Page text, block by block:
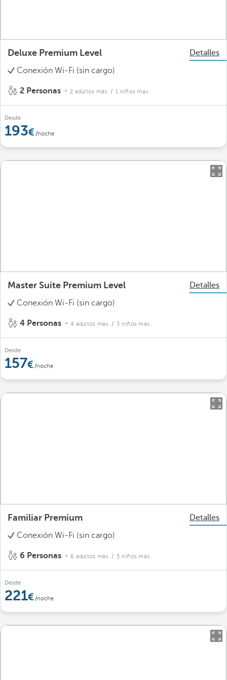
Deluxe Premium Level
Detalles
Conexión Wi-Fi (sin cargo)
2 Personas 2 adultos máx. / 1 niños máx.
Desde
193 /noche
Master Suite Premium Level
Detalles
Conexión Wi-Fi (sin cargo)
4 Personas 4 adultos máx. / 3 niños máx.
Desde
157 /noche
Familiar Premium
Detalles
Conexión Wi-Fi (sin cargo)
6 Personas 6 adultos máx. / 5 niños máx.
Desde
221 /noche